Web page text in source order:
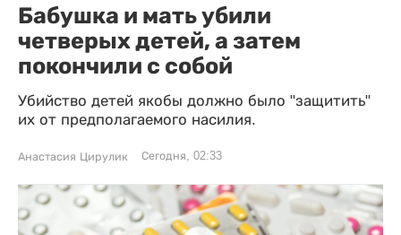
Бабушка и мать убили
четверых детей, а затем
покончили с собой
Убийство детей якобы должно было "защитить"
их от предполагаемого насилия.
Анастасия Цирулик Сегодня, 02:33